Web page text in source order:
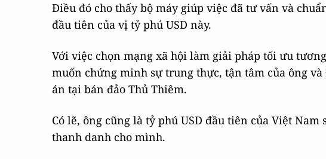
Điều đó cho thấy bộ máy giúp việc đã tư vấn và
đầu tiên của vị tỷ phú USD này.
Với việc chọn mạng xã hội làm giải pháp tối ưu
muốn chứng minh sự trung thực, tận tâm của ông
án tại bán đảo Thủ Thiêm.
Có lẽ, ông cũng là tỷ phú USD đầu tiên của Việt
thanh danh cho mình.